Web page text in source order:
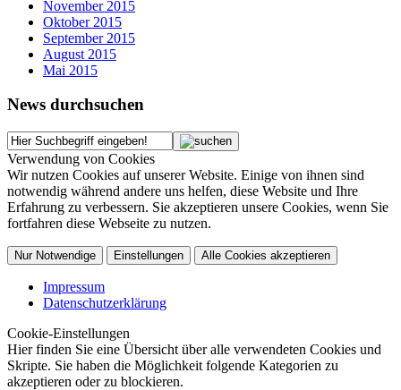
November 2015
Oktober 2015
September 2015
August 2015
Mai 2015
News durchsuchen
Verwendung von Cookies
Wir nutzen Cookies auf unserer Website. Einige von ihnen sind
notwendig während andere uns helfen, diese Website und Ihre
Erfahrung zu verbessern. Sie akzeptieren unsere Cookies, wenn Sie
fortfahren diese Webseite zu nutzen.
Nur Notwendige Einstellungen Alle Cookies akzeptieren
Impressum
Datenschutzerklärung
Cookie-Einstellungen
Hier finden Sie eine Übersicht über alle verwendeten Cookies und
Skripte. Sie haben die Möglichkeit folgende Kategorien zu
akzeptieren oder zu blockieren.